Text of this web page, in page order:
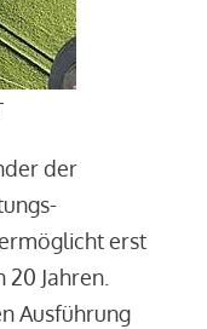
der
erst
Jahren.
Ausführung